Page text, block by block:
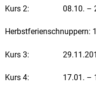
Kurs 2: 08.10. –
Kurs 3: 29.11.2018
Kurs 4: 17.01. –